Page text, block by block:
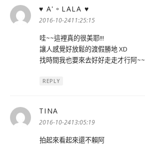
♥ A'。LALA ♥
示:
2016-10-2411:25:15
哇~~這裡真的很美耶!!!
讓人感覺好放鬆的渡假勝地 XD
找時間我也要來去好好走走才行阿~~
REPLY
TINA
示:
2016-10-2413:05:19
拍起來看起來還不賴阿